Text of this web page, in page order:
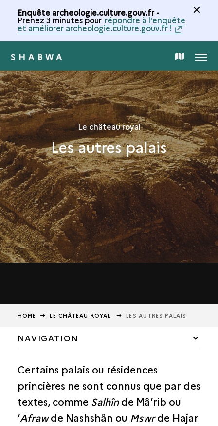
Enquête archeologie.culture.gouv.fr -
Prenez 3 minutes pour répondre à l'enquête
et améliorer archeologie.culture.gouv.fr !
SHABWA CARTE
DE
LA
COLLECTION
MENU
Le château royal
Les autres palais
HOME LE CHÂTEAU ROYAL LES AUTRES PALAIS
NAVIGATION
CONSTRUCTIONS ET PREMIÈRE DESTRUCTION VERS 225-230
UN CHÂTEAU YÉMÉNITE À LA DÉCORATION ORIENTALE
Certains palais ou résidences
princières ne sont connus que par des
textes, comme Salhînde Mâ’rib ou
‘Afrawde Nashshân ou Mswrde Hajar